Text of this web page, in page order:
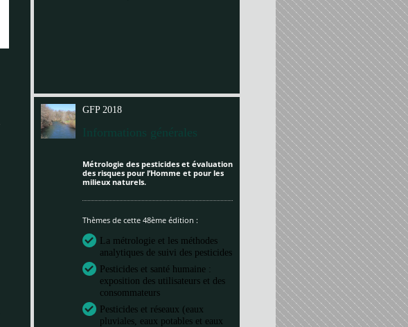
GFP 2018
Informations générales
Métrologie des pesticides et évaluation
des risques pour l’Homme et pour les
milieux naturels.
Thèmes de cette 48ème édition :
La métrologie et les méthodes
analytiques de suivi des pesticides
Pesticides et santé humaine :
exposition des utilisateurs et des
consommateurs
Pesticides et réseaux (eaux
pluviales, eaux potables et eaux